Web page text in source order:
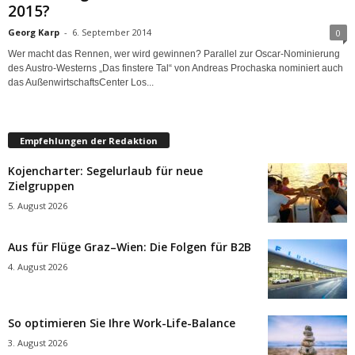
2015?
Georg Karp - 6. September 2014 0
Wer macht das Rennen, wer wird gewinnen? Parallel zur Oscar-Nominierung
des Austro-Westerns „Das finstere Tal“ von Andreas Prochaska nominiert auch
das AußenwirtschaftsCenter Los...
Empfehlungen der Redaktion
Kojencharter: Segelurlaub für neue
Zielgruppen
5. August 2026
Aus für Flüge Graz–Wien: Die Folgen für B2B
4. August 2026
So optimieren Sie Ihre Work-Life-Balance
3. August 2026